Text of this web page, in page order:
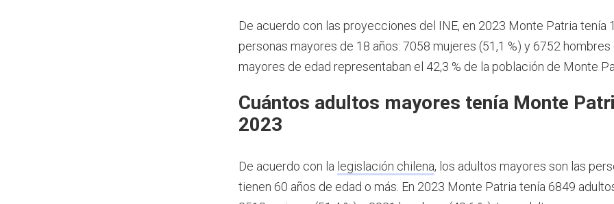
De acuerdo con las proyecciones del INE, en 2023 Monte Patria tenía
personas mayores de 18 años: 7058 mujeres (51,1 %) y 6752 hombres
mayores de edad representaban el 42,3 % de la población de Monte
Cuántos adultos mayores tenía Monte
2023
De acuerdo con la legislación chilena, los adultos mayores son las
tienen 60 años de edad o más. En 2023 Monte Patria tenía 6849